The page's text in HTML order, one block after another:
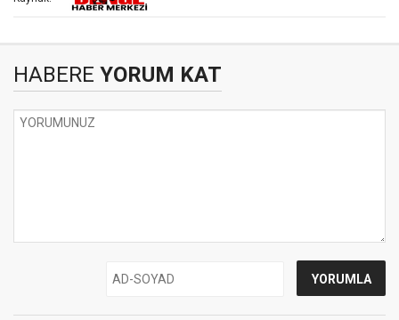
HABERE YORUM KAT